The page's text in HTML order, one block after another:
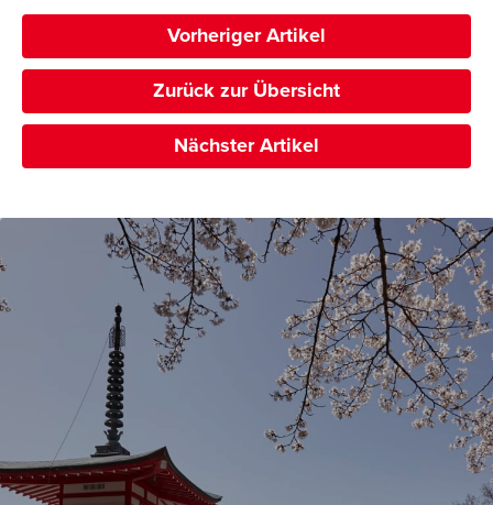
Vorheriger Artikel
Zurück zur Übersicht
Nächster Artikel